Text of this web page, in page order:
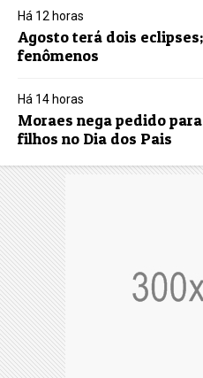
Há 12 horas
Agosto terá dois
fenômenos
Há 14 horas
Moraes nega pedido
filhos no Dia dos Pais